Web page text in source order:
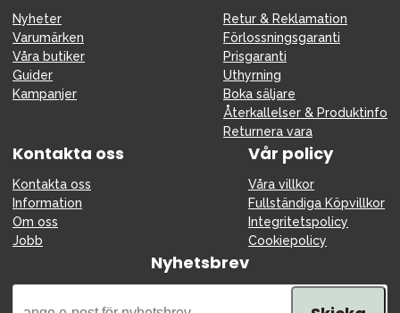
Nyheter
Varumärken
Våra butiker
Guider
Kampanjer
Retur & Reklamation
Förlossningsgaranti
Prisgaranti
Uthyrning
Boka säljare
Återkallelser & Produktinfo
Returnera vara
Kontakta oss
Kontakta oss
Information
Om oss
Jobb
Vår policy
Våra villkor
Fullständiga Köpvillkor
Integritetspolicy
Cookiepolicy
Nyhetsbrev
Presenttips
Våra favoriter
Varumärken
Sol och bad
Guider
Kontakta oss
Uthyrning Vår butik